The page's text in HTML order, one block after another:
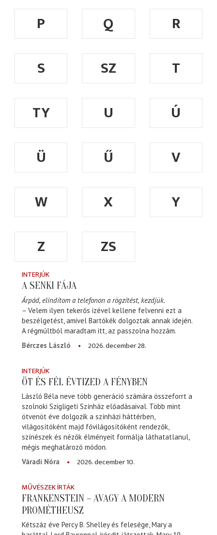
P Q
R
S
SZ
T
TY
U
Ú
Ü
Ű
V
W
X
Y
Z
ZS
INTERJÚK
A SENKI FÁJA
Árpád, elindítom a telefonon a rögzítést, kezdjük.
– Velem ilyen tekerős izével kellene felvenni ezt a
beszélgetést, amivel Bartókék dolgoztak annak idején.
A régmúltból maradtam itt, az passzolna hozzám.
Bérczes László
2026. december 28.
INTERJÚK
ÖT ÉS FÉL ÉVTIZED A FÉNYBEN
László Béla neve több generáció számára összeforrt a
szolnoki Szigligeti Színház előadásaival. Több mint
ötvenöt éve dolgozik a színházi háttérben,
világosítóként majd fővilágosítóként rendezők,
színészek és nézők élményeit formálja láthatatlanul,
mégis meghatározó módon.
Váradi Nóra
2026. december 10.
MŰVÉSZEK ÍRTÁK
FRANKENSTEIN – AVAGY A MODERN
PROMÉTHEUSZ
Kétszáz éve Percy B. Shelley és felesége, Mary a